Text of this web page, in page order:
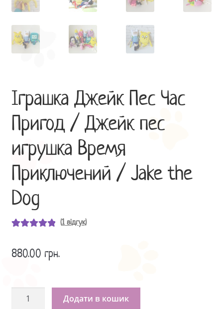
Іграшка Джейк Пес Час
Пригод / Джейк пес
игрушка Время
Приключений / Jake the
Dog
з 5 на основі
опитування
(1відгук)
880.00 грн.
Додати в кошик